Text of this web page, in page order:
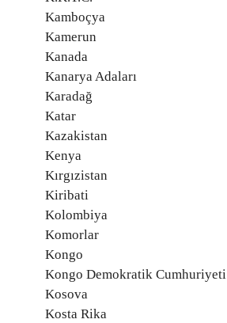
Kamboçya
Kamerun
Kanada
Kanarya Adaları
Karadağ
Katar
Kazakistan
Kenya
Kırgızistan
Kiribati
Kolombiya
Komorlar
Kongo
Kongo Demokratik Cumhuriyeti
Kosova
Kosta Rika